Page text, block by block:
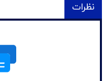
نظرات